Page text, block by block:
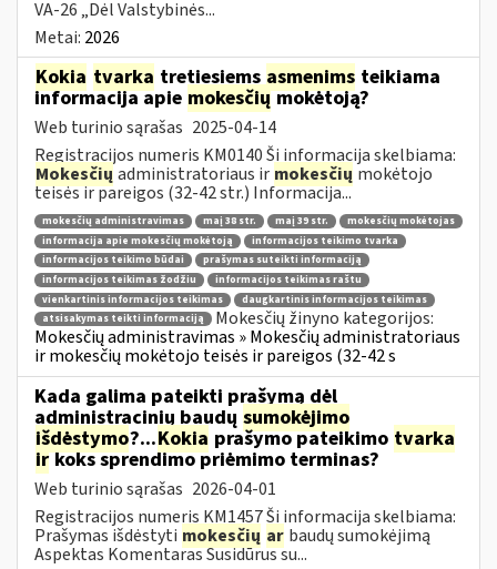
VA-26 „Dėl Valstybinės...
Metai: 2026
Kokia tvarka tretiesiems asmenims teikiama
informacija apie mokesčiųmokėtoją?
Web turinio sąrašas 2025-04-14
Registracijos numeris KM0140 Ši informacija skelbiama:
Mokesčių administratoriaus ir mokesčių mokėtojo
teisės ir pareigos (32-42 str.) Informacija...
mokesčių administravimas maį 38 str. maį 39 str.
mokesčių mokėtojas
informacija apie mokesčių mokėtoją
informacijos teikimo tvarka
informacijos teikimo būdai
prašymas suteikti informaciją
informacijos teikimas žodžiu
informacijos teikimas raštu
vienkartinis informacijos teikimas
daugkartinis informacijos teikimas
atsisakymas teikti informaciją
Mokesčių žinyno kategorijos:
Mokesčių administravimas » Mokesčių administratoriaus
ir mokesčių mokėtojo teisės ir pareigos (32-42 s
Kada galima pateikti prašymą dėl
administracinių baudų sumokėjimo
išdėstymo?...Kokia prašymo pateikimo tvarka
irkoks sprendimo priėmimo terminas?
Web turinio sąrašas 2026-04-01
Registracijos numeris KM1457 Ši informacija skelbiama:
Prašymas išdėstyti mokesčių ar baudų sumokėjimą
Aspektas Komentaras Susidūrus su...